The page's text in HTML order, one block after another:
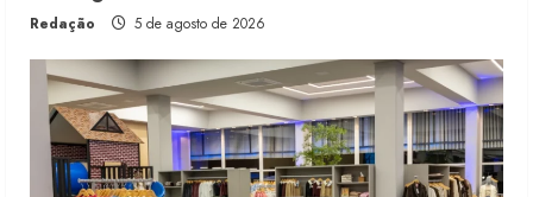
Redação 5 de agosto de 2026